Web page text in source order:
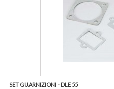
SET GUARNIZIONI - DLE 55